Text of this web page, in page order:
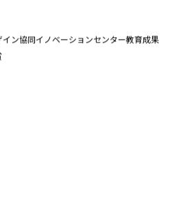
ン協同イノベーションセンター教育成果